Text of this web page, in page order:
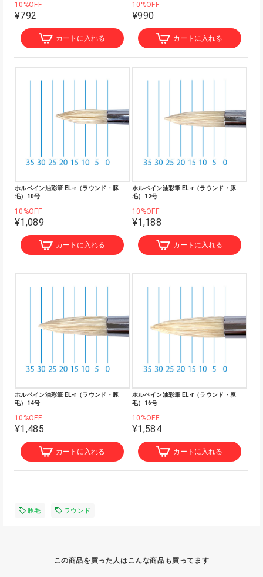
10%OFF
¥792
カートに入れる
10%OFF
¥990
カートに入れる
ホルベイン油彩筆 EL-r（ラウンド・豚
毛）10号
10%OFF
¥1,089
カートに入れる
ホルベイン油彩筆 EL-r（ラウンド・豚
毛）12号
10%OFF
¥1,188
カートに入れる
ホルベイン油彩筆 EL-r（ラウンド・豚
毛）14号
10%OFF
¥1,485
カートに入れる
ホルベイン油彩筆 EL-r（ラウンド・豚
毛）16号
10%OFF
¥1,584
カートに入れる
豚毛 ラウンド
この商品を買った人はこんな商品も買ってます